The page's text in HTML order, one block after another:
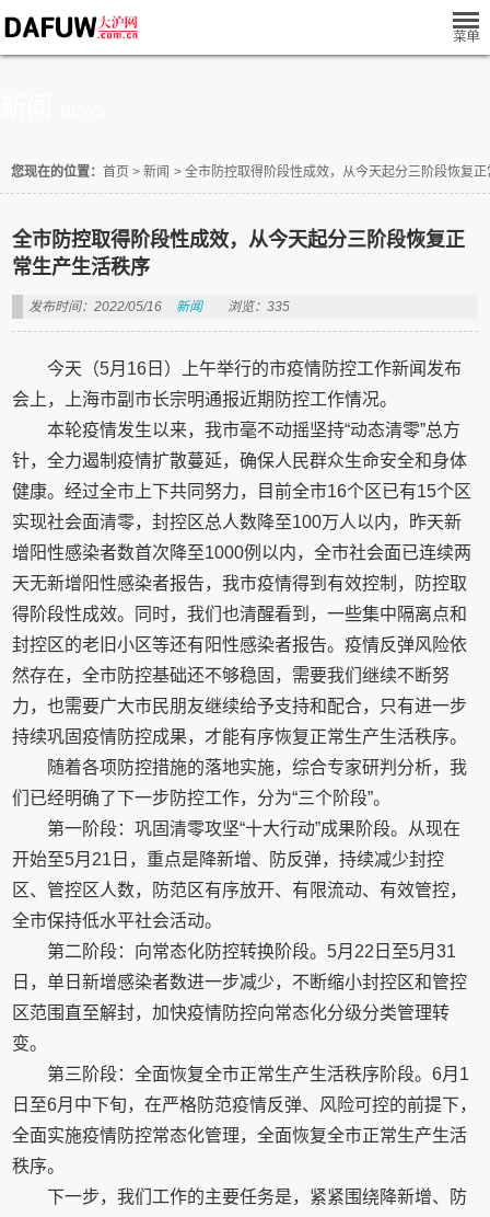
您现在的位置： 首页 > 新闻 > 全市防控取得阶段性成效，从今天起分三阶段恢复
全市防控取得阶段性成效，从今天起分三阶段恢复正
常生产生活秩序
发布时间：2022/05/16 新闻 浏览：335
今天（5月16日）上午举行的市疫情防控工作新闻发布
会上，上海市副市长宗明通报近期防控工作情况。
本轮疫情发生以来，我市毫不动摇坚持“动态清零”总方
针，全力遏制疫情扩散蔓延，确保人民群众生命安全和身体
健康。经过全市上下共同努力，目前全市16个区已有15个区
实现社会面清零，封控区总人数降至100万人以内，昨天新
增阳性感染者数首次降至1000例以内，全市社会面已连续两
天无新增阳性感染者报告，我市疫情得到有效控制，防控取
得阶段性成效。同时，我们也清醒看到，一些集中隔离点和
封控区的老旧小区等还有阳性感染者报告。疫情反弹风险依
然存在，全市防控基础还不够稳固，需要我们继续不断努
力，也需要广大市民朋友继续给予支持和配合，只有进一步
持续巩固疫情防控成果，才能有序恢复正常生产生活秩序。
随着各项防控措施的落地实施，综合专家研判分析，我
们已经明确了下一步防控工作，分为“三个阶段”。
第一阶段：巩固清零攻坚“十大行动”成果阶段。从现在
开始至5月21日，重点是降新增、防反弹，持续减少封控
区、管控区人数，防范区有序放开、有限流动、有效管控，
全市保持低水平社会活动。
第二阶段：向常态化防控转换阶段。5月22日至5月31
日，单日新增感染者数进一步减少，不断缩小封控区和管控
区范围直至解封，加快疫情防控向常态化分级分类管理转
变。
第三阶段：全面恢复全市正常生产生活秩序阶段。6月1
日至6月中下旬，在严格防范疫情反弹、风险可控的前提下，
全面实施疫情防控常态化管理，全面恢复全市正常生产生活
秩序。
下一步，我们工作的主要任务是，紧紧围绕降新增、防